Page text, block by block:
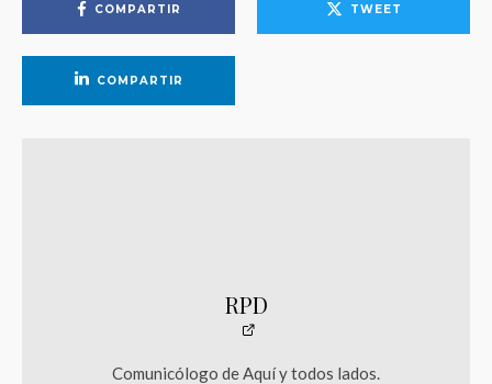
COMPARTIR TWEET
COMPARTIR
RPD
Comunicólogo de Aquí y todos lados.